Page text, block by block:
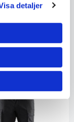
detaljer
883